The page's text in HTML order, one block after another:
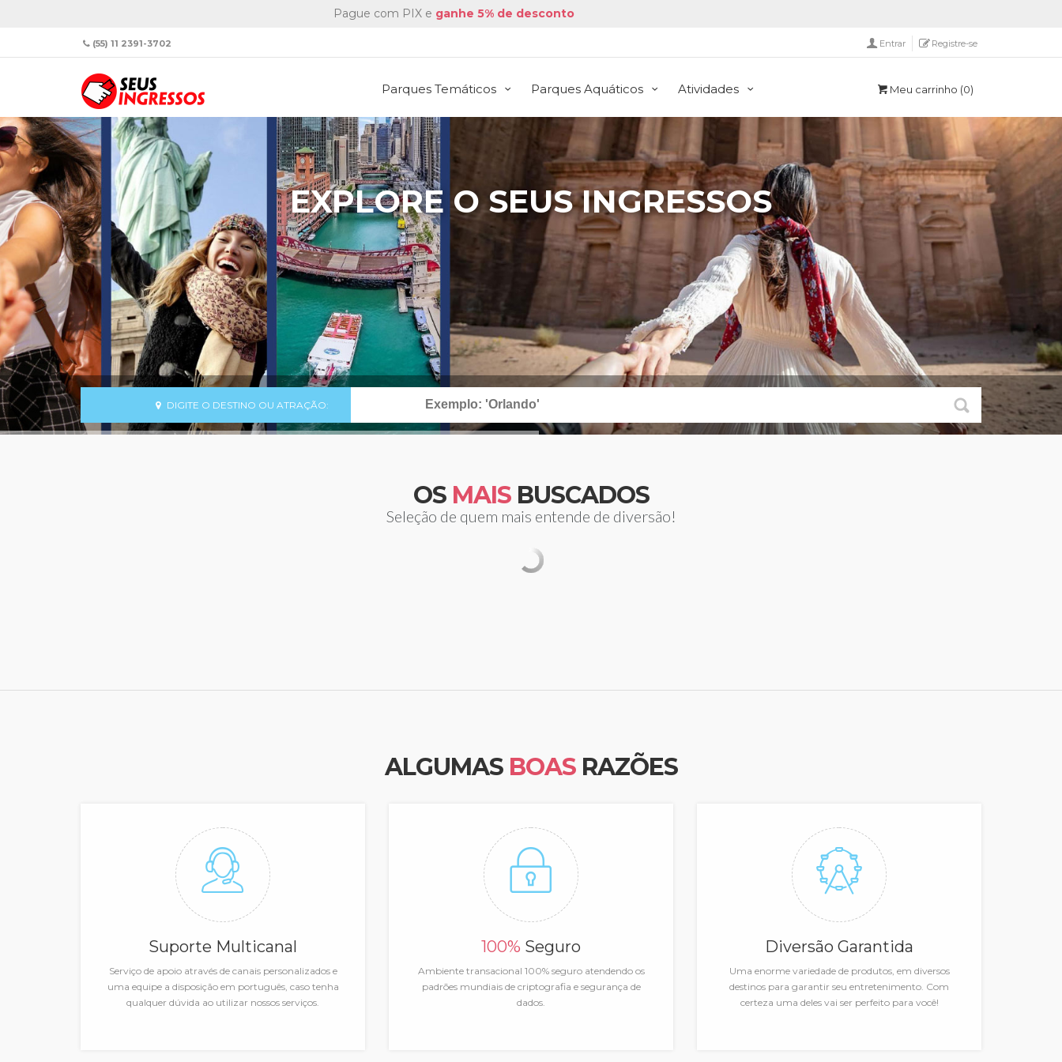
Pague com PIX e ganhe 5% de desconto
(55) 11 2391-3702 Entrar Registre-se
Parques Temáticos Parques Aquáticos Atividades Meu carrinho (0)
EXPLORE O SEUS INGRESSOS
DIGITE O DESTINO OU ATRAÇÃO:
OS MAISBUSCADOS
Seleção de quem mais entende de diversão!
ALGUMAS BOASRAZÕES
Suporte Multicanal
Serviço de apoio através de canais personalizados e
uma equipe a disposição em português, caso tenha
qualquer dúvida ao utilizar nossos serviços.
100% Seguro
Ambiente transacional 100% seguro atendendo os
padrões mundiais de criptografia e segurança de
dados.
Diversão Garantida
Uma enorme variedade de produtos, em diversos
destinos para garantir seu entretenimento. Com
certeza uma deles vai ser perfeito para você!